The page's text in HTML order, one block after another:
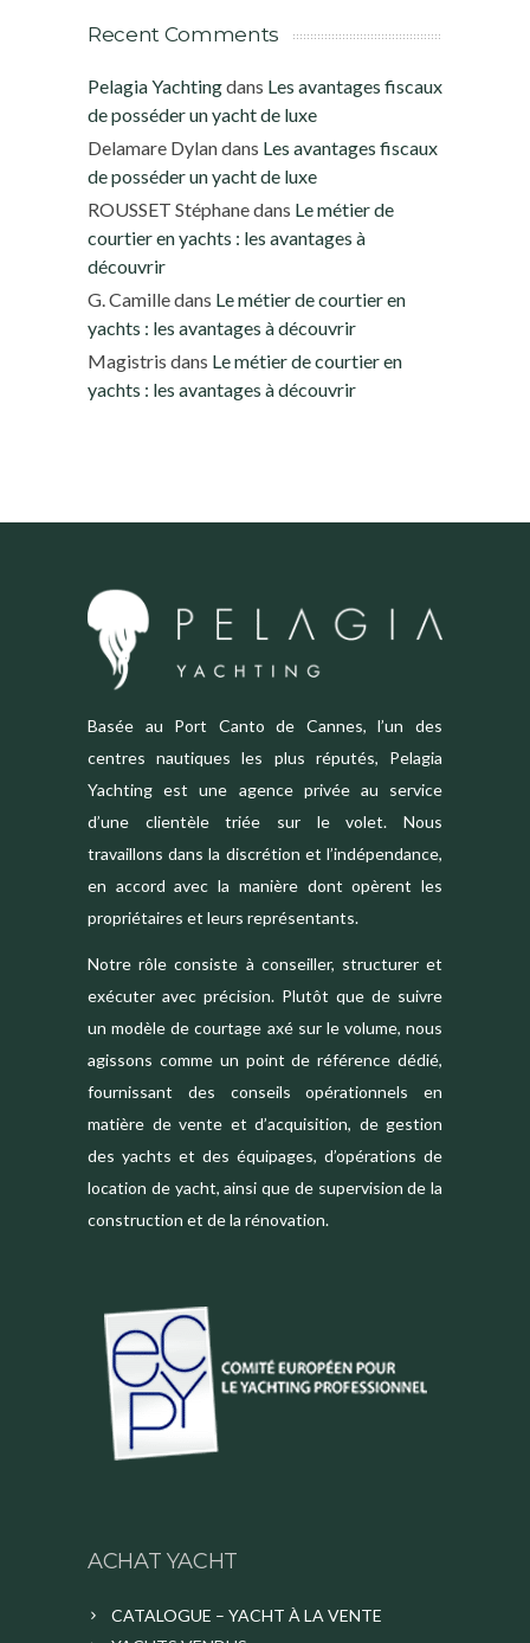
Recent Comments
Pelagia Yachtingdans Les avantages fiscaux
de posséder un yacht de luxe
Delamare Dylandans Les avantages fiscaux
de posséder un yacht de luxe
ROUSSET Stéphanedans Le métier de
courtier en yachts : les avantages à
découvrir
G. Camilledans Le métier de courtier en
yachts : les avantages à découvrir
Magistris dans Le métier de courtier en
yachts : les avantages à découvrir
Basée au Port Canto de Cannes, l’un des
centres nautiques les plus réputés, Pelagia
Yachting est une agence privée au service
d’une clientèle triée sur le volet. Nous
travaillons dans la discrétion et l’indépendance,
en accord avec la manière dont opèrent les
propriétaires et leurs représentants.
Notre rôle consiste à conseiller, structurer et
exécuter avec précision. Plutôt que de suivre
un modèle de courtage axé sur le volume, nous
agissons comme un point de référence dédié,
fournissant des conseils opérationnels en
matière de vente et d’acquisition, de gestion
des yachts et des équipages, d’opérations de
location de yacht, ainsi que de supervision de la
construction et de la rénovation.
ACHAT YACHT
CATALOGUE – YACHT À LA VENTE